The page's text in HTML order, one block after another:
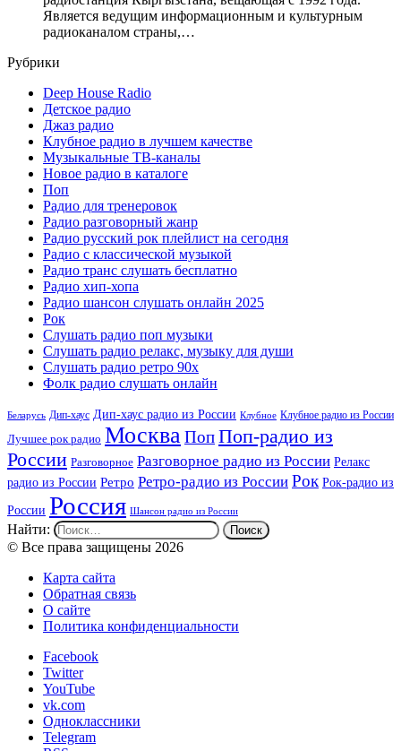
Является ведущим информационным и культурным
радиоканалом страны,…
Рубрики
Deep House Radio
Детское радио
Джаз радио
Клубное радио в лучшем качестве
Музыкальные ТВ-каналы
Новое радио в каталоге
Поп
Радио для тренеровок
Радио разговорный жанр
Радио русский рок плейлист на сегодня
Радио с классической музыкой
Радио транс слушать бесплатно
Радио хип-хопа
Радио шансон слушать онлайн 2025
Рок
Слушать радио поп музыки
Слушать радио релакс, музыку для души
Слушать радио ретро 90х
Фолк радио слушать онлайн
Беларусь Дип-хаус Дип-хаус радио из России Клубное Клубное радио из России
Лучшее рок радио Москва ПопПоп-радио из
России Разговорное Разговорное радио из России Релакс
радио из России Ретро Ретро-радио из России Рок Рок-радио из
России Россия Шансон радио из России
Найти:
© Все права защищены 2026
Карта сайта
Обратная связь
О сайте
Политика конфиденциальности
Facebook
Twitter
YouTube
vk.com
Одноклассники
Telegram